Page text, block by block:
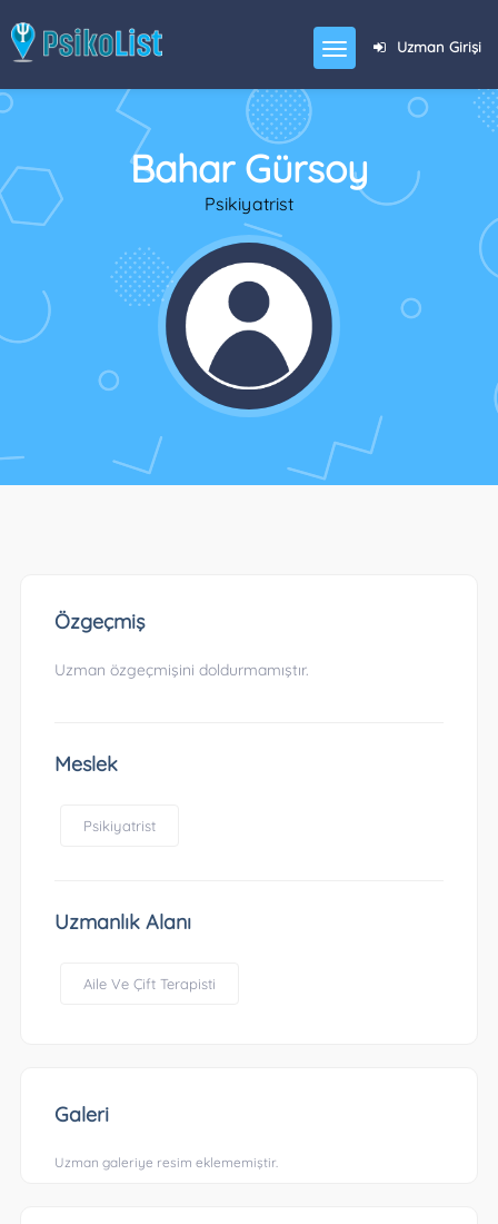
Uzman Girişi
Bahar Gürsoy
Psikiyatrist
Özgeçmiş
Uzman özgeçmişini doldurmamıştır.
Meslek
Psikiyatrist
Uzmanlık Alanı
Aile Ve Çift Terapisti
Galeri
Uzman galeriye resim eklememiştir.